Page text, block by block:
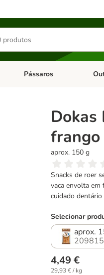
Antiparasitários
Abrir menu de categoria:
Pássaros
Dokas
frango
aprox. 150 g
Snacks de roer
vaca envolta em
cuidado dentário
Selecionar
aprox.
4,49 €
29,93 € / kg